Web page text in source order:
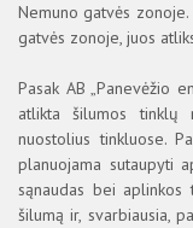
Nemuno gatvės
gatvės zonoje, juos
Pasak AB „Panevėžio
atlikta šilumos tinklų
nuostolius tinkluose.
planuojama sutaupyti
sąnaudas bei aplinkos
šilumą ir, svarbiausia,